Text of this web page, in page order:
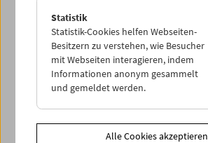
PROGRAMM ÜBERBLICK
Statistik
Statistik-Cookies helfen Webseiten-
Besitzern zu verstehen, wie Besucher
mit Webseiten interagieren, indem
Informationen anonym gesammelt
und gemeldet werden.
Alle Cookies akzeptieren